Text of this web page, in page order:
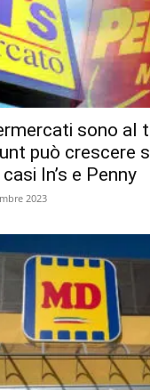
sono al
può crescere
In’s e Penny
2023